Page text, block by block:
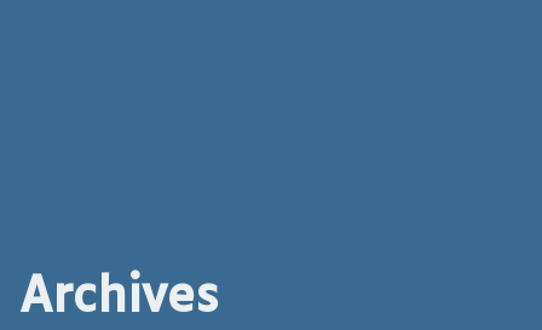
Archives